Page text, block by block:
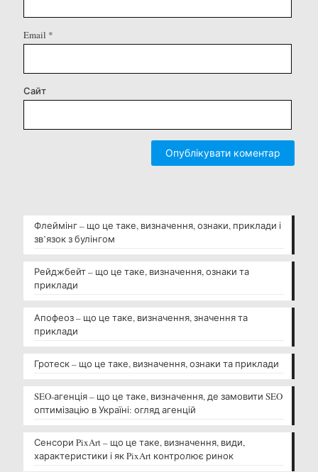
Email *
Сайт
Флеймінг – що це таке, визначення, ознаки, приклади і
зв’язок з булінгом
Рейджбейт – що це таке, визначення, ознаки та
приклади
Апофеоз – що це таке, визначення, значення та
приклади
Гротеск – що це таке, визначення, ознаки та приклади
SEO-агенція – що це таке, визначення, де замовити SEO
оптимізацію в Україні: огляд агенцій
Сенсори PixArt – що це таке, визначення, види,
характеристики і як PixArt контролює ринок